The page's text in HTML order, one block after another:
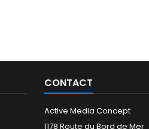
CONTACT
Active Media Concept
1178 Route du Bord de Mer